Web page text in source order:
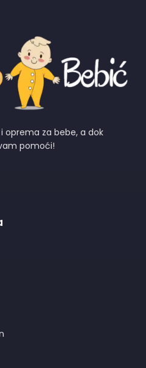
oprema za bebe, a dok
pomoći!